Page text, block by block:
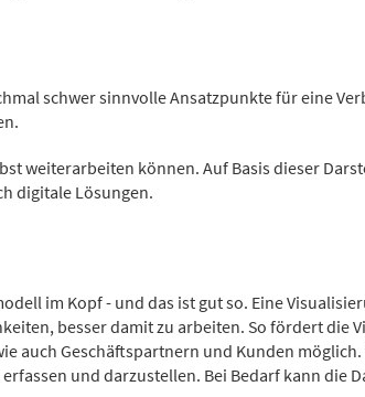
schwer sinnvolle Ansatzpunkte für eine
weiterarbeiten können. Auf Basis dieser
digitale Lösungen.
im Kopf - und das ist gut so. Eine
besser damit zu arbeiten. So fördert die
auch Geschäftspartnern und Kunden
und darzustellen. Bei Bedarf kann die